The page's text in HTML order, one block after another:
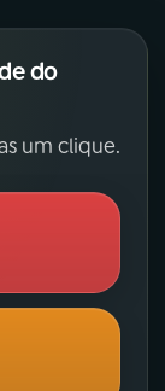
do
um clique.